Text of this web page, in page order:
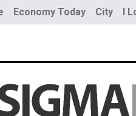
Economy Today City I